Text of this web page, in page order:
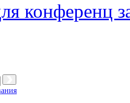
конференц